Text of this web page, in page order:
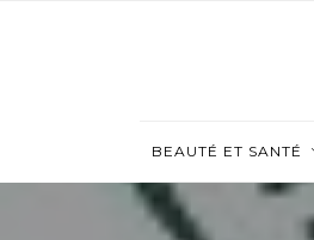
BEAUTÉ ET SANTÉ